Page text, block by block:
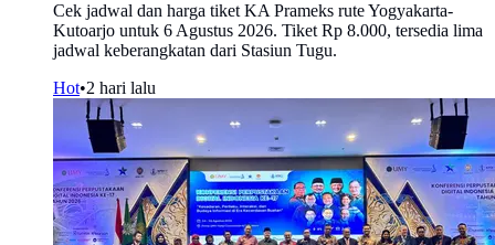
Cek jadwal dan harga tiket KA Prameks rute Yogyakarta-
Kutoarjo untuk 6 Agustus 2026. Tiket Rp 8.000, tersedia lima
jadwal keberangkatan dari Stasiun Tugu.
Hot•2 hari lalu